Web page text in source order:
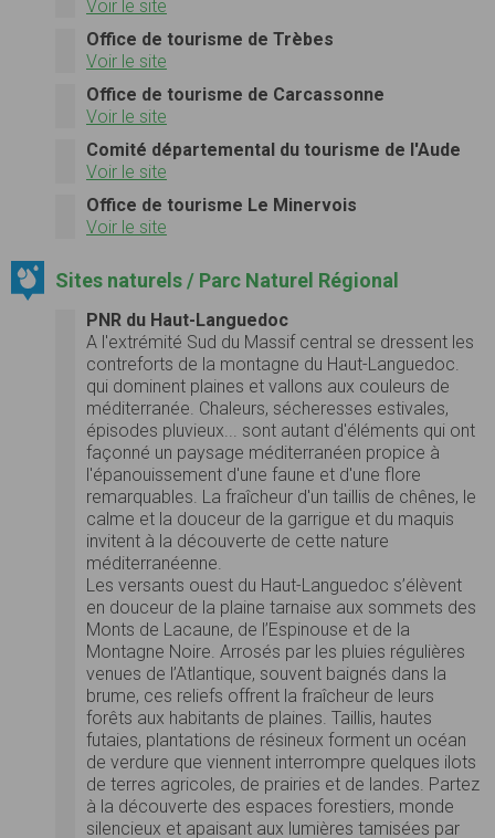
Voir le site
Office de tourisme de Trèbes
Voir le site
Office de tourisme de Carcassonne
Voir le site
Comité départemental du tourisme de l'Aude
Voir le site
Office de tourisme Le Minervois
Voir le site
Sites naturels / Parc Naturel Régional
PNR du Haut-Languedoc
A l'extrémité Sud du Massif central se dressent les
contreforts de la montagne du Haut-Languedoc.
qui dominent plaines et vallons aux couleurs de
méditerranée. Chaleurs, sécheresses estivales,
épisodes pluvieux... sont autant d'éléments qui ont
façonné un paysage méditerranéen propice à
l'épanouissement d'une faune et d'une flore
remarquables. La fraîcheur d'un taillis de chênes, le
calme et la douceur de la garrigue et du maquis
invitent à la découverte de cette nature
méditerranéenne.
Les versants ouest du Haut-Languedoc s’élèvent
en douceur de la plaine tarnaise aux sommets des
Monts de Lacaune, de l’Espinouse et de la
Montagne Noire. Arrosés par les pluies régulières
venues de l’Atlantique, souvent baignés dans la
brume, ces reliefs offrent la fraîcheur de leurs
forêts aux habitants de plaines. Taillis, hautes
futaies, plantations de résineux forment un océan
de verdure que viennent interrompre quelques ilots
de terres agricoles, de prairies et de landes. Partez
à la découverte des espaces forestiers, monde
silencieux et apaisant aux lumières tamisées par